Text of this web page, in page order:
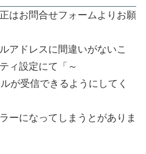
はお問合せフォームよりお願
アドレスに間違いがないこ
ィ設定にて「～
が受信できるようにしてく
ーになってしまうとがありま